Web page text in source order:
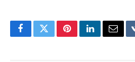
FacebookTwitterPinterestLinkedInEmail